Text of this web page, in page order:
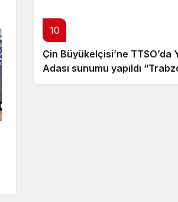
10
Çin Büyükelçisi’ne TTSO’da
Adası sunumu yapıldı